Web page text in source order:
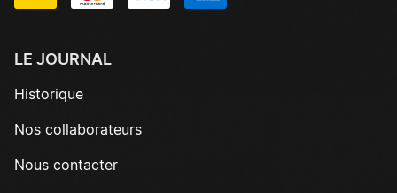
LE JOURNAL
Historique
Nos collaborateurs
Nous contacter